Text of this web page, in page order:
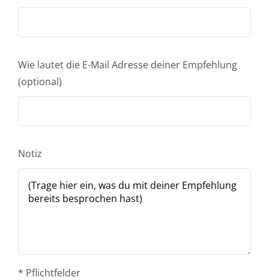
Wie lautet die E-Mail Adresse deiner Empfehlung
(optional)
Notiz
* Pflichtfelder